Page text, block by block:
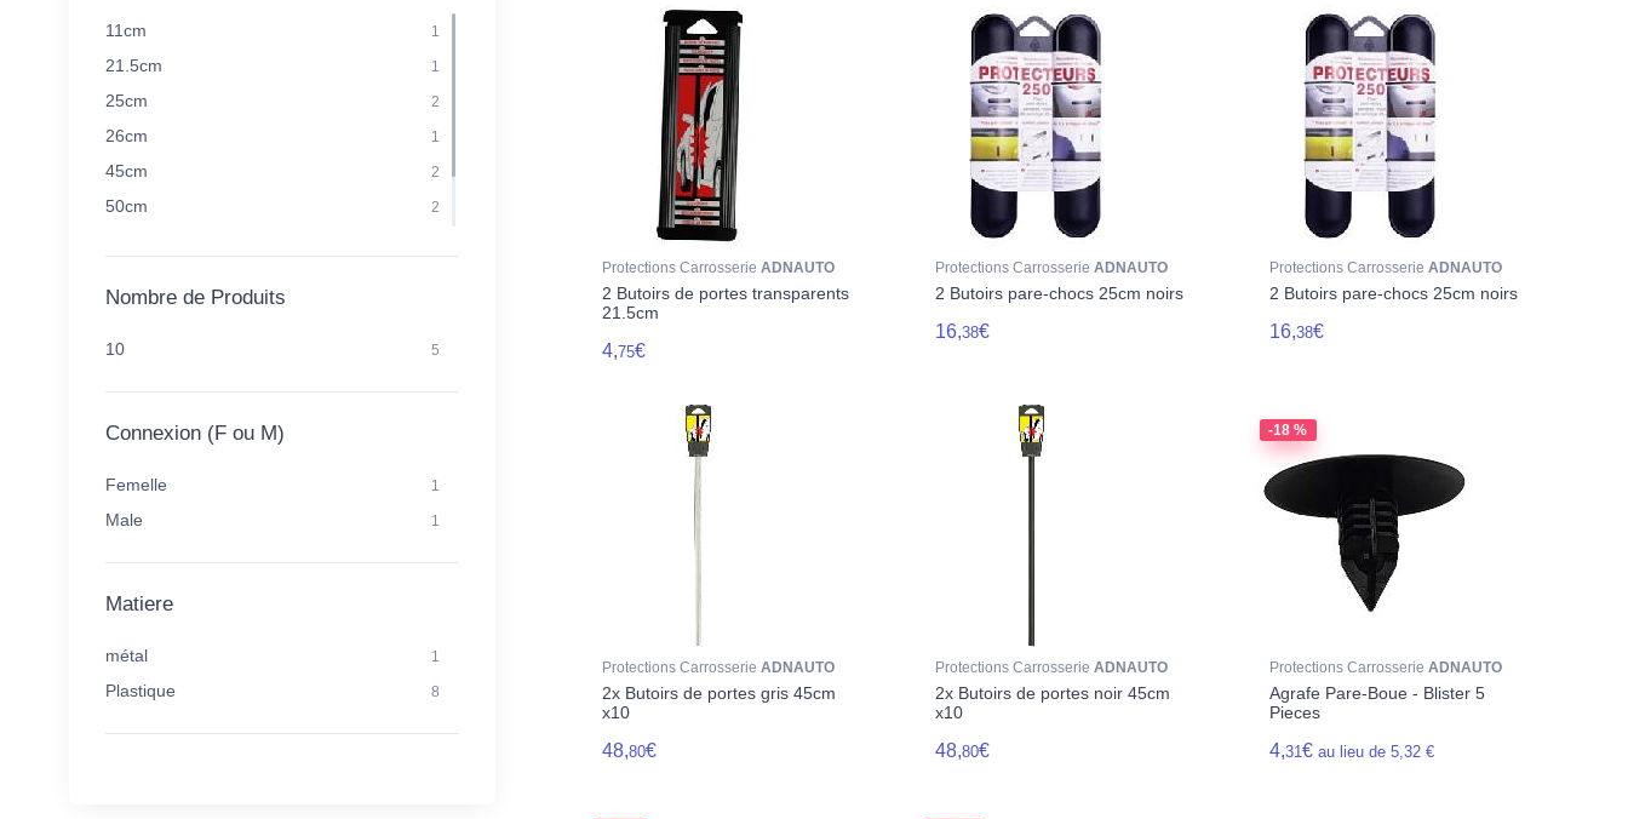
11cm 1
21.5cm 1
25cm 2
26cm 1
45cm 2
50cm 2
Nombre de Produits
10 5
Connexion (F ou M)
Femelle 1
Male 1
Matiere
métal 1
Plastique 8
Protections Carrosserie ADNAUTO
2 Butoirs de portes transparents
21.5cm
4,75€
Protections CarrosserieADNAUTO
2 Butoirs pare-chocs 25cm noirs
16,38€
Protections Carrosserie ADNAUTO
2 Butoirs pare-chocs 25cm noirs
16,38€
Protections Carrosserie ADNAUTO
2x Butoirs de portes gris 45cm
x10
48,80€
Protections CarrosserieADNAUTO
2x Butoirs de portes noir 45cm
x10
48,80€
-18 %
Protections Carrosserie ADNAUTO
Agrafe Pare-Boue - Blister 5
Pieces
4,31 € au lieu de 5,32 €